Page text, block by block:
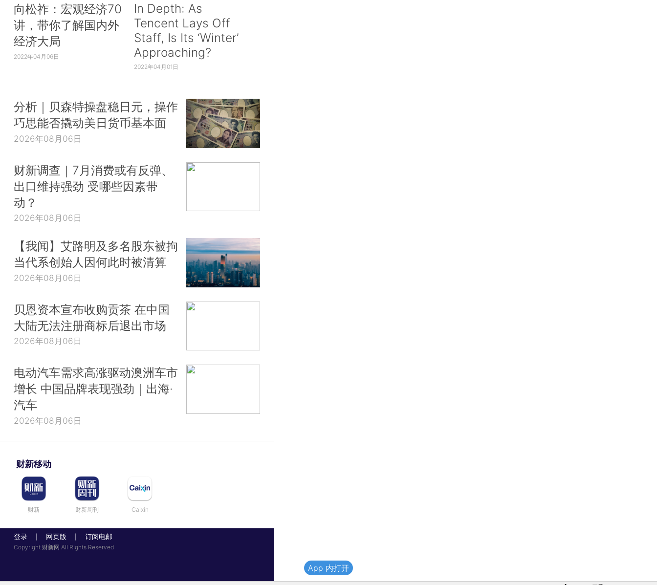
向松祚：宏观经济70
讲，带你了解国内外
经济大局
2022年04月06日
In Depth: As
Tencent Lays Off
Staff, Is Its ‘Winter’
Approaching?
2022年04月01日
分析｜贝森特操盘稳日元，操作
巧思能否撬动美日货币基本面
2026年08月06日
财新调查｜7月消费或有反弹、
出口维持强劲 受哪些因素带
动？
2026年08月06日
【我闻】艾路明及多名股东被拘
当代系创始人因何此时被清算
2026年08月06日
贝恩资本宣布收购贡茶 在中国
大陆无法注册商标后退出市场
2026年08月06日
电动汽车需求高涨驱动澳洲车市
增长 中国品牌表现强劲｜出海·
汽车
2026年08月06日
财新移动
财新 财新周刊 Caixin
登录 网页版 订阅电邮
Copyright 财新网 All Rights Reserved
App 内打开